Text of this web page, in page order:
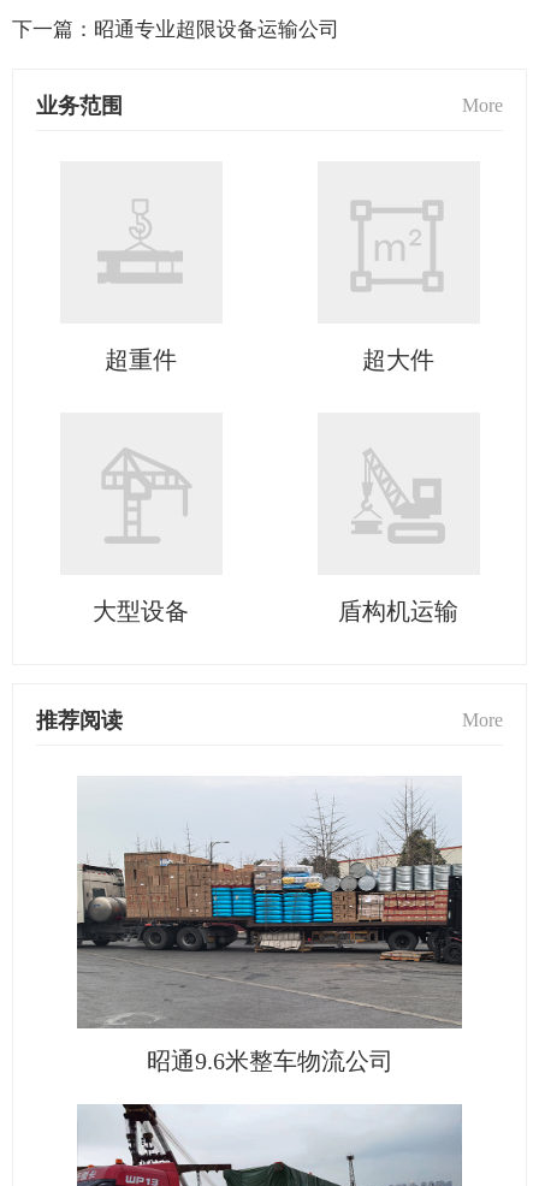
下一篇： 昭通专业超限设备运输公司
业务范围 More
超重件 超大件
大型设备 盾构机运输
推荐阅读 More
昭通9.6米整车物流公司